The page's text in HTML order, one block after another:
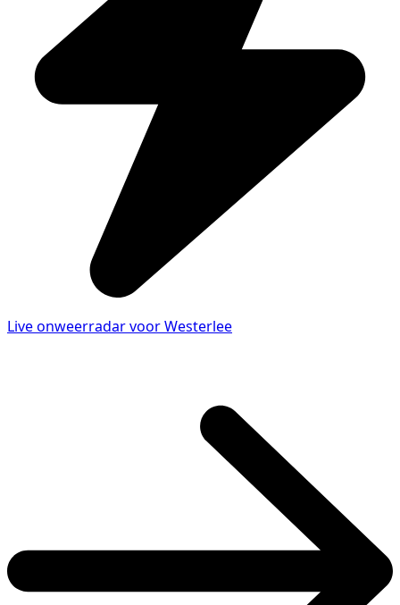
Live onweerradar voor Westerlee